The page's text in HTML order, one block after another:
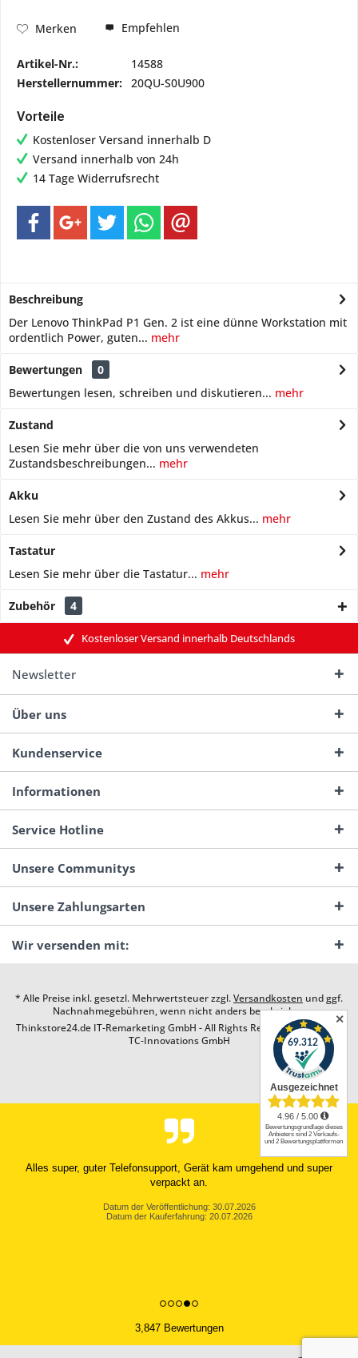
Merken Empfehlen
Artikel-Nr.:
14588
Herstellernummer: 20QU-S0U900
Vorteile
Kostenloser Versand innerhalb D
Versand innerhalb von 24h
14 Tage Widerrufsrecht
Beschreibung
Der Lenovo ThinkPad P1 Gen. 2 ist eine dünne Workstation mit
ordentlich Power, guten... mehr
Bewertungen
0
Bewertungen lesen, schreiben und diskutieren... mehr
Zustand
Lesen Sie mehr über die von uns verwendeten
Zustandsbeschreibungen... mehr
Akku
Lesen Sie mehr über den Zustand des Akkus... mehr
Tastatur
Lesen Sie mehr über die Tastatur... mehr
Zubehör 4
Kostenloser Versand innerhalb Deutschlands
Newsletter
Über uns
Kundenservice
Informationen
Service Hotline
Unsere Communitys
Unsere Zahlungsarten
Wir versenden mit:
* Alle Preise inkl. gesetzl. Mehrwertsteuer zzgl.Versandkosten und ggf.
Nachnahmegebühren, wenn nicht anders beschrieben
Thinkstore24.de IT-Remarketing GmbH - All Rights Reserved. Design by
TC-Innovations GmbH
Alles super, guter Telefonsupport, Gerät kam umgehend und super
verpackt an.
Datum der Veröffentlichung: 30.07.2026
Datum der Kauferfahrung: 20.07.2026
3,847 Bewertungen
✕